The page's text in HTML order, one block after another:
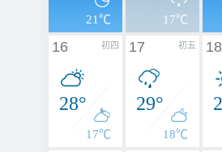
21℃ 17℃
初四
16
28°
17℃
初五
17
29°
18℃
18